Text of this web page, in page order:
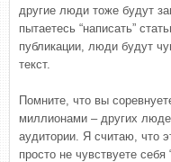
другие люди тоже будут
пытаетесь “написать”
публикации, люди будут
текст.
Помните, что вы
миллионами – других
аудитории. Я считаю, что
просто не чувствуете